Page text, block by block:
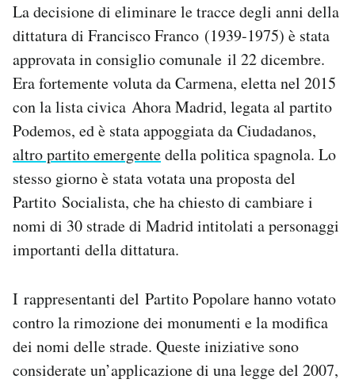
La decisione di eliminare le tracce degli anni della
dittatura di Francisco Franco (1939-1975) è stata
approvata in consiglio comunale il 22 dicembre.
Era fortemente voluta da Carmena, eletta nel 2015
con la lista civica Ahora Madrid, legata al partito
Podemos, ed è stata appoggiata da Ciudadanos,
altro partito emergentedella politica spagnola. Lo
stesso giorno è stata votata una proposta del
Partito Socialista, che ha chiesto di cambiare i
nomi di 30 strade di Madrid intitolati a personaggi
importanti della dittatura.
I rappresentanti del Partito Popolare hanno votato
contro la rimozione dei monumenti e la modifica
dei nomi delle strade. Queste iniziative sono
considerate un’applicazione di una legge del 2007,